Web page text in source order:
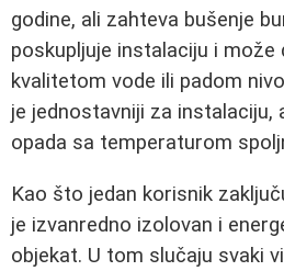
godine, ali zahteva bušenje
poskupljuje instalaciju i može
kvalitetom vode ili padom
je jednostavniji za instalaciju,
opada sa temperaturom
Kao što jedan korisnik
je izvanredno izolovan i
objekat. U tom slučaju svaki